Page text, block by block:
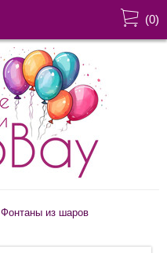
(0)
Фонтаны из шаров